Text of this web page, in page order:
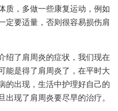
质，多做一些康复运动，例如
定要适量，否则很容易损伤肩
绍了肩周炎的症状，我们现在
能是得了肩周炎了，在平时大
的出现，生活中护理好自己的
出现了肩周炎要尽早的治疗。